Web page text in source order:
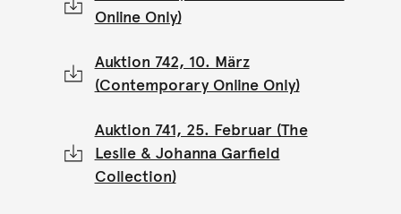
Online Only)
Auktion 742, 10. März
(Contemporary Online Only)
Auktion 741, 25. Februar (The
Leslie & Johanna Garfield
Collection)